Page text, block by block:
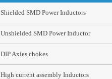
Shielded SMD Power Inductors
Unshielded SMD Power Inductor
DIP Axies chokes
High current assembly Inductors